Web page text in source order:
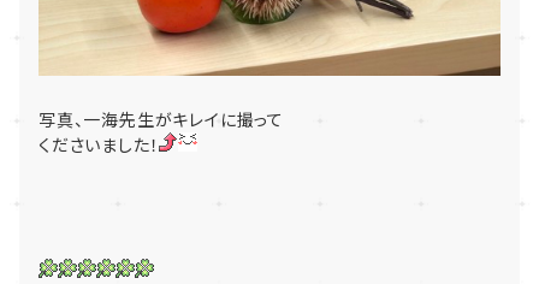
写真、一海先生がキレイに撮って
くださいました！